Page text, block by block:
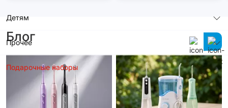
Детям
Прочее
Подарочные наборы
Блог